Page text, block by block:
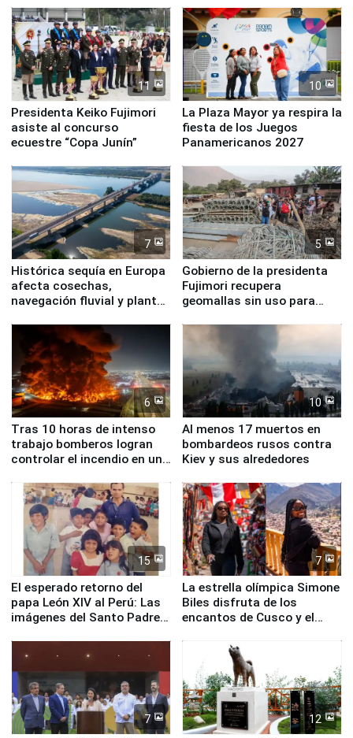
11
Presidenta Keiko Fujimori
asiste al concurso
ecuestre “Copa Junín”
10
La Plaza Mayor ya respira la
fiesta de los Juegos
Panamericanos 2027
7
Histórica sequía en Europa
afecta cosechas,
navegación fluvial y plantas
5
Gobierno de la presidenta
Fujimori recupera
geomallas sin uso para
Fenómeno El Niño
6
Tras 10 horas de intenso
trabajo bomberos logran
controlar el incendio en una
de Chile
10
Al menos 17 muertos en
bombardeos rusos contra
Kiev y sus alrededores
15
El esperado retorno del
papa León XIV al Perú: Las
imágenes del Santo Padre
7
La estrella olímpica Simone
Biles disfruta de los
encantos de Cusco y el
7 12